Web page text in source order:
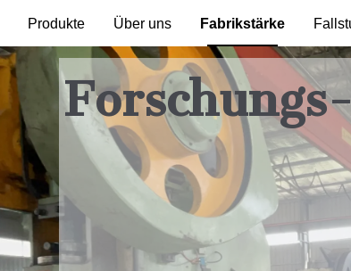
Produkte Über uns Fabrikstärke